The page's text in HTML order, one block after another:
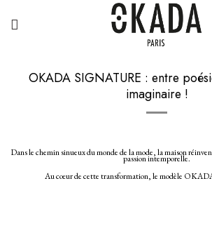
OKADA SIGNATURE : entre
imaginaire !
Dans le chemin sinueux du monde de la mode, la maison
passion intemporelle.
Au cœur de cette transformation, le modèle